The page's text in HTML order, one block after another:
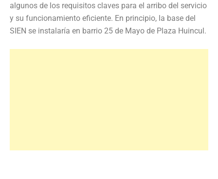
algunos de los requisitos claves para el arribo del servicio
y su funcionamiento eficiente. En principio, la base del
SIEN se instalaría en barrio 25 de Mayo de Plaza Huincul.